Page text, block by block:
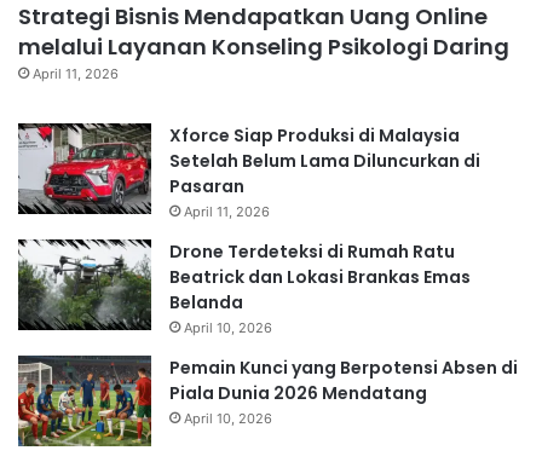
Strategi Bisnis Mendapatkan Uang Online
melalui Layanan Konseling Psikologi Daring
April 11, 2026
Xforce Siap Produksi di Malaysia
Setelah Belum Lama Diluncurkan di
Pasaran
April 11, 2026
Drone Terdeteksi di Rumah Ratu
Beatrick dan Lokasi Brankas Emas
Belanda
April 10, 2026
Pemain Kunci yang Berpotensi Absen di
Piala Dunia 2026 Mendatang
April 10, 2026